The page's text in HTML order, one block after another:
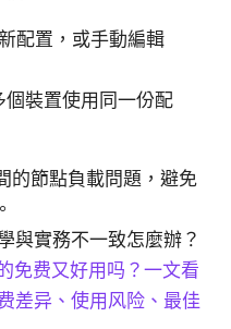
配置，或手動編輯
裝置使用同一份配
的節點負載問題，避免
與實務不一致怎麼辦？
免费又好用吗？一文看
差异、使用风险、最佳